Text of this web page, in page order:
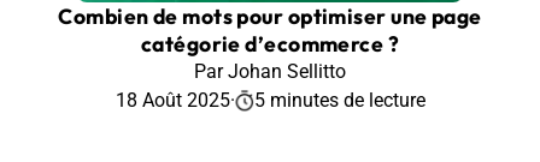
Combien de mots pour optimiser une page
catégorie d’ecommerce ?
Par Johan Sellitto
18 Août 2025· 5 minutes de lecture